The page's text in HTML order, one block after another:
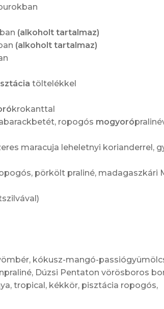
(alkoholt tartalmaz)
(alkoholt tartalmaz)
töltelékkel
krokanttal
ropogós mogyoró
maracuja leheletnyi korianderrel,
pörkölt praliné, madagaszkári
kókusz-mangó-
Dúzsi Pentaton vörösboros
tropical, kékkör, pisztácia ropogós,